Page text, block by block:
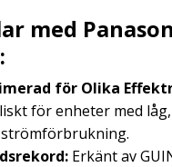
med
för Olika
för enheter med
Erkänt av